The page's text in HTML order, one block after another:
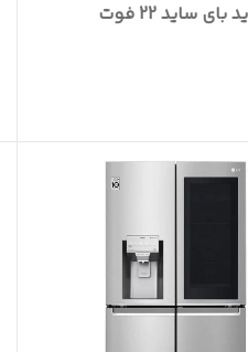
فریزر ساید بای ساید 22 فوت